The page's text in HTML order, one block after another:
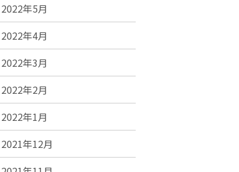
2022年5月
2022年4月
2022年3月
2022年2月
2022年1月
2021年12月